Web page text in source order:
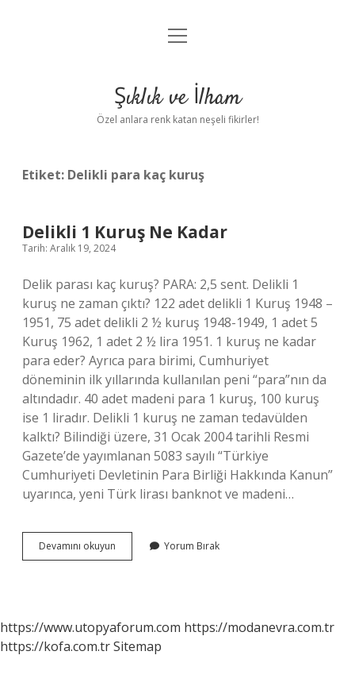
Anasayfa
Yasal Uyarı
menüyü
Şıklık ve İlham
Özel anlara renk katan neşeli fikirler!
Etiket: Delikli para kaç kuruş
Delikli 1 Kuruş Ne Kadar
Tarih: Aralık 19, 2024
Delik parası kaç kuruş? PARA: 2,5 sent. Delikli 1
kuruş ne zaman çıktı? 122 adet delikli 1 Kuruş 1948 –
1951, 75 adet delikli 2 ½ kuruş 1948-1949, 1 adet 5
Kuruş 1962, 1 adet 2 ½ lira 1951. 1 kuruş ne kadar
para eder? Ayrıca para birimi, Cumhuriyet
döneminin ilk yıllarında kullanılan peni “para”nın da
altındadır. 40 adet madeni para 1 kuruş, 100 kuruş
ise 1 liradır. Delikli 1 kuruş ne zaman tedavülden
kalktı? Bilindiği üzere, 31 Ocak 2004 tarihli Resmi
Gazete’de yayımlanan 5083 sayılı “Türkiye
Cumhuriyeti Devletinin Para Birliği Hakkında Kanun”
uyarınca, yeni Türk lirası banknot ve madeni…
Devamını okuyun
1
Yorum Bırak
https://www.utopyaforum.com https://modanevra.com.tr
https://kofa.com.trSitemap